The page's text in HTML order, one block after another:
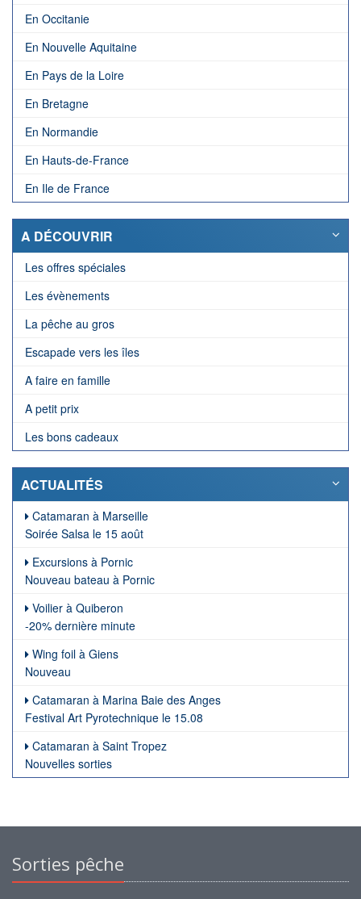
En Occitanie
En Nouvelle Aquitaine
En Pays de la Loire
En Bretagne
En Normandie
En Hauts-de-France
En Ile de France
A DÉCOUVRIR
Les offres spéciales
Les évènements
La pêche au gros
Escapade vers les îles
A faire en famille
A petit prix
Les bons cadeaux
ACTUALITÉS
Catamaran à Marseille
Soirée Salsa le 15 août
Excursions à Pornic
Nouveau bateau à Pornic
Voilier à Quiberon
-20% dernière minute
Wing foil à Giens
Nouveau
Catamaran à Marina Baie des Anges
Festival Art Pyrotechnique le 15.08
Catamaran à Saint Tropez
Nouvelles sorties
Sorties pêche